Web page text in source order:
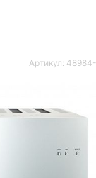
Артикул: